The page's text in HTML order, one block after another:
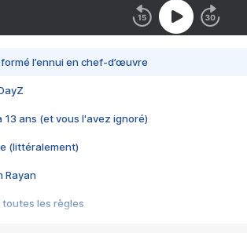
l’ennui en chef-d’œuvre
13 ans (et vous l'avez ignoré)
(littéralement)
Rayan
toutes les règles